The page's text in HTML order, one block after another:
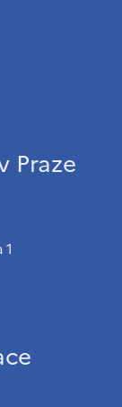
Praze